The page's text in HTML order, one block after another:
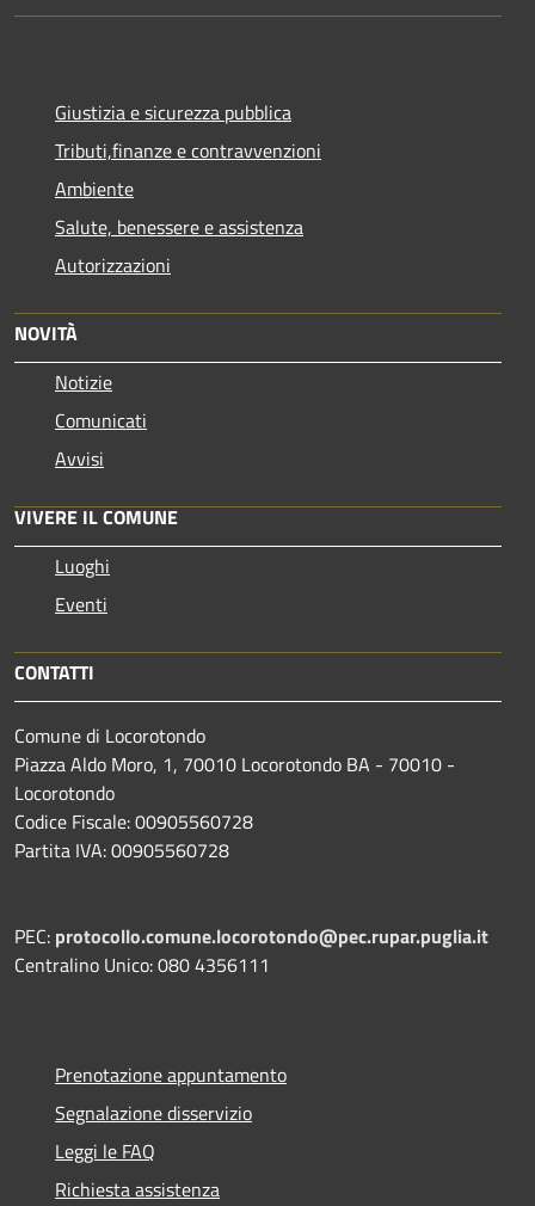
Giustizia e sicurezza pubblica
Tributi,finanze e contravvenzioni
Ambiente
Salute, benessere e assistenza
Autorizzazioni
NOVITÀ
Notizie
Comunicati
Avvisi
VIVERE IL COMUNE
Luoghi
Eventi
CONTATTI
Comune di Locorotondo
Piazza Aldo Moro, 1, 70010 Locorotondo BA - 70010 -
Locorotondo
Codice Fiscale: 00905560728
Partita IVA: 00905560728
PEC: protocollo.comune.locorotondo@pec.rupar.puglia.it
Centralino Unico: 080 4356111
Prenotazione appuntamento
Segnalazione disservizio
Leggi le FAQ
Richiesta assistenza